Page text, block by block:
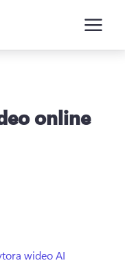
online
wideo AI